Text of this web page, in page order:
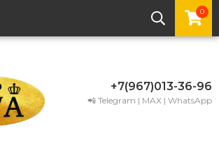
0
+7(967)013-36-96
📲 Telegram | MAX | WhatsApp